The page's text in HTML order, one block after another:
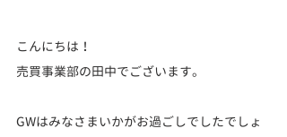
こんにちは！
売買事業部の田中でございます。
GWはみなさまいかがお過ごしでしたでしょ